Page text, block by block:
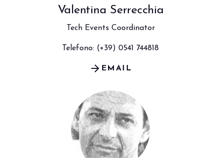
Valentina Serrecchia
Tech Events Coordinator
Telefono: (+39) 0541 744818
EMAIL
arrow_forward